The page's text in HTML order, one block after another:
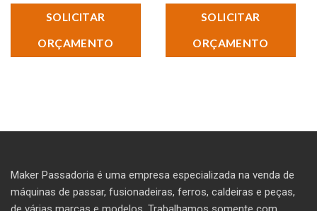
SOLICITAR
ORÇAMENTO
SOLICITAR
ORÇAMENTO
Maker Passadoria é uma empresa especializada na venda de
máquinas de passar, fusionadeiras, ferros, caldeiras e peças,